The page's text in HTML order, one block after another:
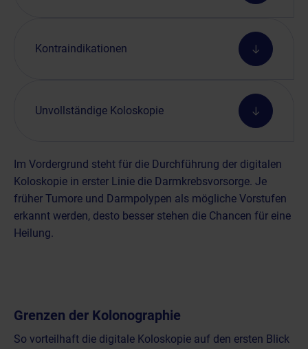
Kontraindikationen
Unvollständige Koloskopie
Im Vordergrund steht für die Durchführung der digitalen
Koloskopie in erster Linie die Darmkrebsvorsorge. Je
früher Tumore und Darmpolypen als mögliche Vorstufen
erkannt werden, desto besser stehen die Chancen für eine
Heilung.
Grenzen der Kolonographie
So vorteilhaft die digitale Koloskopie auf den ersten Blick